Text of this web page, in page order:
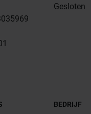
Gesloten
BEDRIJF